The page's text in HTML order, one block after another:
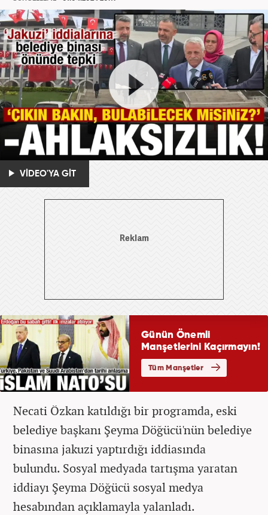
VİDEO'YA GİT
Necati Özkan katıldığı bir programda, eski
belediye başkanı Şeyma Döğücü'nün belediye
binasına jakuzi yaptırdığı iddiasında
bulundu. Sosyal medyada tartışma yaratan
iddiayı Şeyma Döğücü sosyal medya
hesabından açıklamayla yalanladı.